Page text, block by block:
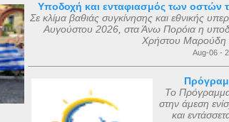
Υποδοχή και ενταφιασμός των
Σε κλίμα βαθιάς συγκίνησης και εθνικής
Αυγούστου 2026, στα Άνω Πορόια η
Χρήστου Μαρούδη
Aug-06 -
Το
στην άμεση
και